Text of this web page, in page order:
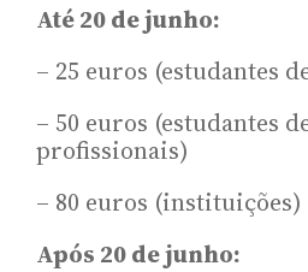
Até 20 de junho:
– 25 euros (estudantes
– 50 euros (estudantes
profissionais)
– 80 euros (instituições)
Após 20 de junho: